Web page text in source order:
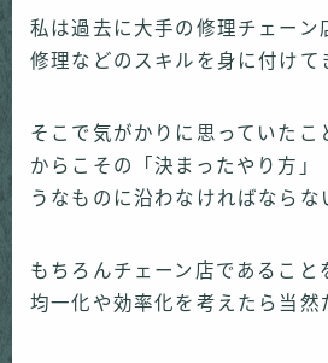
私は過去に大手の修理チェーン
修理などのスキルを身に付けて
そこで気がかりに思っていたこ
からこその「決まったやり方」
うなものに沿わなければならな
もちろんチェーン店であること
均一化や効率化を考えたら当然